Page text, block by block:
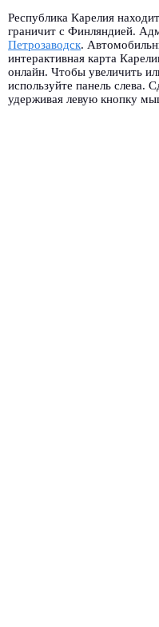
Республика Карелия
граничит с Финляндией.
Петрозаводск.
интерактивная карта
онлайн. Чтобы увеличить
используйте панель слева.
удерживая левую кнопку